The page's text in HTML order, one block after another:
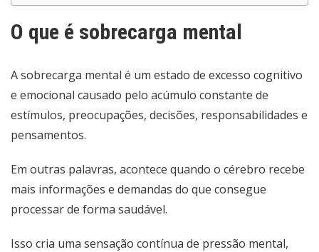
O que é sobrecarga mental
A sobrecarga mental é um estado de excesso cognitivo
e emocional causado pelo acúmulo constante de
estímulos, preocupações, decisões, responsabilidades e
pensamentos.
Em outras palavras, acontece quando o cérebro recebe
mais informações e demandas do que consegue
processar de forma saudável.
Isso cria uma sensação contínua de pressão mental,